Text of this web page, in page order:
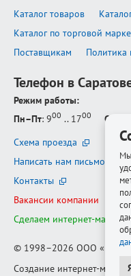
Каталог товаров
Каталог по торговой марке
Поставщикам
Политика
Телефон в
Режим работы:
Пн–Пт: 900 .. 1700 Сб–Вс
Схема проезда
Написать нам письмо
Контакты
Вакансии компании
Сделаем интернет-
© 1998–2026 ООО
Создание интернет-